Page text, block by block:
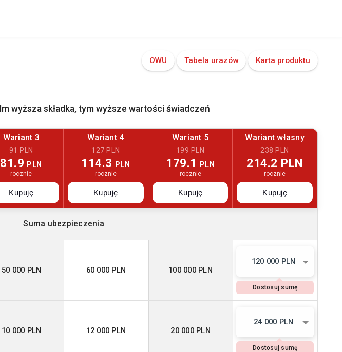
OWU Tabela urazów Karta produktu
Im wyższa składka, tym wyższe wartości świadczeń
Wariant 3
91 PLN
81.9 PLN
rocznie
Kupuję
Wariant 4
127 PLN
114.3 PLN
rocznie
Kupuję
Wariant 5
199 PLN
179.1 PLN
rocznie
Kupuję
Wariant własny
238 PLN
214.2 PLN
rocznie
Kupuję
Suma ubezpieczenia
50 000 PLN 60 000 PLN 100 000 PLN
120 000 PLN
Dostosuj sumę
10 000 PLN 12 000 PLN 20 000 PLN
24 000 PLN
Dostosuj sumę